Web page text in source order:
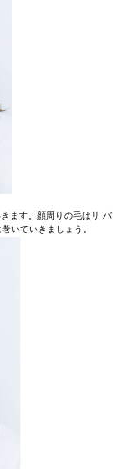
ます。顔周りの毛はリ バ
いていきましょう。